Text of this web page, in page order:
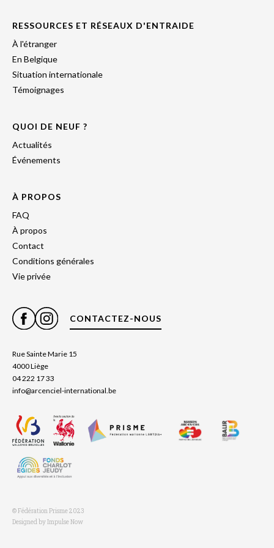
RESSOURCES ET RÉSEAUX D'ENTRAIDE
À l'étranger
En Belgique
Situation internationale
Témoignages
QUOI DE NEUF ?
Actualités
Événements
À PROPOS
FAQ
À propos
Contact
Conditions générales
Vie privée
CONTACTEZ-NOUS
Rue Sainte Marie 15
4000 Liège
04 222 17 33
info@arcenciel-international.be
© Fédération Prisme 2023
Designed by Impulse Now